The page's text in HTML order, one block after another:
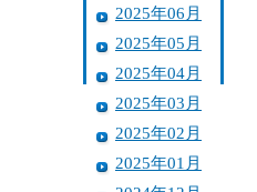
2025年06月
2025年05月
2025年04月
2025年03月
2025年02月
2025年01月